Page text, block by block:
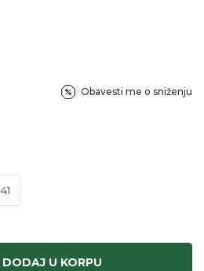
Obavesti me o sniženju
41
DODAJ U KORPU